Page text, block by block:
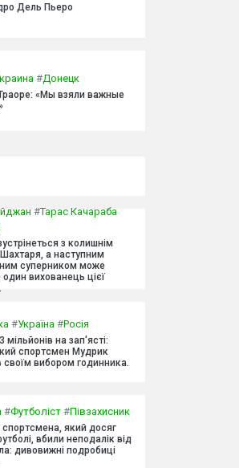
Дель Пьеро
#Донецк
«Мы взяли важные
#Тарас Качараба
з колишнім
а наступним
суперником може
вихованець цієї
#Україна #Росія
мільйонів на зап'ясті:
спортсмен Мудрик
своїм вибором годинника.
#Футболіст #Півзахисник
спортсмена, який досяг
вбили неподалік від
дивовижні подробиці